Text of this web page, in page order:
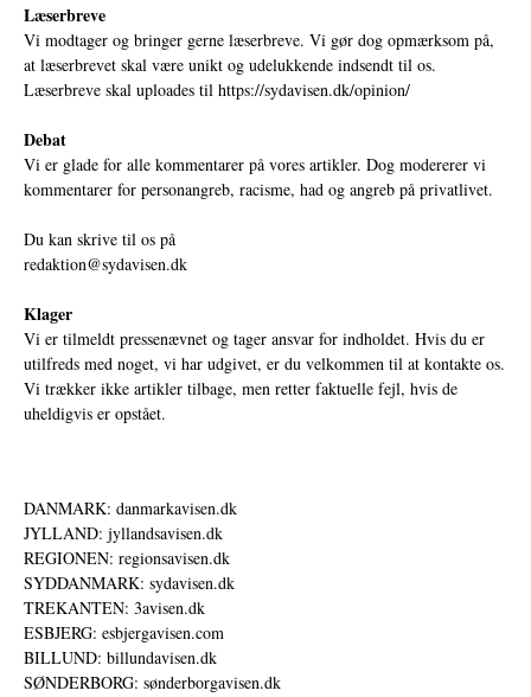
Læserbreve
Vi modtager og bringer gerne læserbreve. Vi gør dog opmærksom på,
at læserbrevet skal være unikt og udelukkende indsendt til os.
Læserbreve skal uploades til https://sydavisen.dk/opinion/
Debat
Vi er glade for alle kommentarer på vores artikler. Dog modererer vi
kommentarer for personangreb, racisme, had og angreb på privatlivet.
Du kan skrive til os på
redaktion@sydavisen.dk
Klager
Vi er tilmeldt pressenævnet og tager ansvar for indholdet. Hvis du er
utilfreds med noget, vi har udgivet, er du velkommen til at kontakte os.
Vi trækker ikke artikler tilbage, men retter faktuelle fejl, hvis de
uheldigvis er opstået.
DANMARK: danmarkavisen.dk
JYLLAND: jyllandsavisen.dk
REGIONEN: regionsavisen.dk
SYDDANMARK: sydavisen.dk
TREKANTEN: 3avisen.dk
ESBJERG: esbjergavisen.com
BILLUND: billundavisen.dk
SØNDERBORG: sønderborgavisen.dk